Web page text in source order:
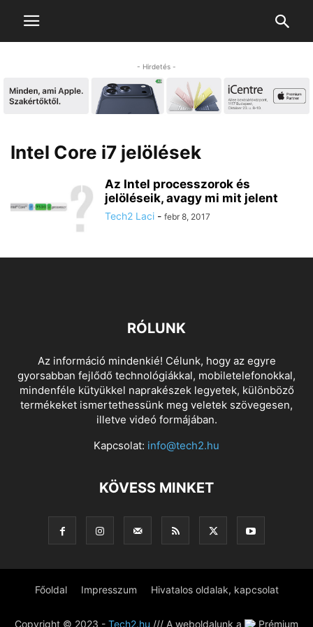
- Hirdetés -
Intel Core i7 jelölések
Az Intel processzorok és
jelöléseik, avagy mi mit jelent
Tech2 Laci - febr 8, 2017
RÓLUNK
Az információ mindenkié! Célunk, hogy az egyre
gyorsabban fejlődő technológiákkal, mobiletelefonokkal,
mindenféle kütyükkel naprakészek legyetek, különböző
termékeket ismertethessünk meg veletek szövegesen,
illetve videó formájában.
Kapcsolat: info@tech2.hu
KÖVESS MINKET
Főoldal Impresszum Hivatalos oldalak, kapcsolat
Copyright © 2023 - Tech2.hu /// A weboldalunk a Prémium